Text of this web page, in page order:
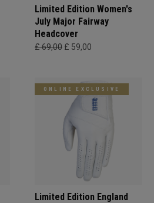
Limited Edition Women's
July Major Fairway
Headcover
£ 69,00 £ 59,00
ONLINE EXCLUSIVE
Limited Edition England